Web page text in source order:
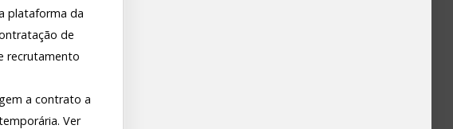
plataforma da
de
recrutamento
a contrato a
Ver